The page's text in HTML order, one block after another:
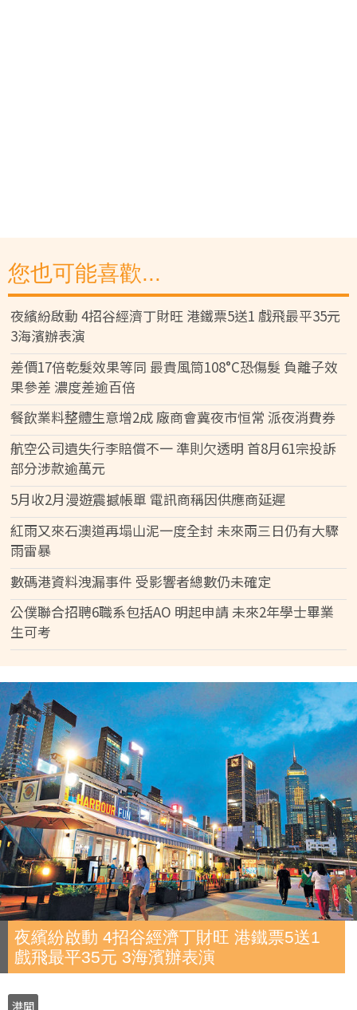
您也可能喜歡...
夜繽紛啟動 4招谷經濟丁財旺 港鐵票5送1 戲飛最平35元
3海濱辦表演
差價17倍乾髮效果等同 最貴風筒108°C恐傷髮 負離子效
果參差 濃度差逾百倍
餐飲業料整體生意增2成 廠商會冀夜市恒常 派夜消費券
航空公司遺失行李賠償不一 準則欠透明 首8月61宗投訴
部分涉款逾萬元
5月收2月漫遊震撼帳單 電訊商稱因供應商延遲
紅雨又來石澳道再塌山泥一度全封 未來兩三日仍有大驟
雨雷暴
數碼港資料洩漏事件 受影響者總數仍未確定
公僕聯合招聘6職系包括AO 明起申請 未來2年學士畢業
生可考
夜繽紛啟動 4招谷經濟丁財旺 港鐵票5送1
戲飛最平35元 3海濱辦表演
港聞